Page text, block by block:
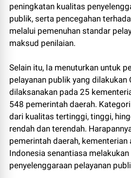
peningkatan kualitas
publik, serta pencegahan
melalui pemenuhan standar
maksud penilaian.
Selain itu, Ia menuturkan untuk
pelayanan publik yang dilakukan
dilaksanakan pada 25
548 pemerintah daerah.
dari kualitas tertinggi, tinggi,
rendah dan terendah.
pemerintah daerah, kementerian
Indonesia senantiasa
penyelenggaraan pelayanan